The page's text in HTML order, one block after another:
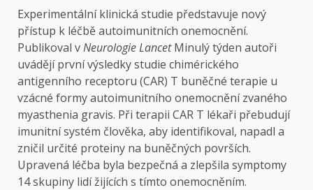
Experimentální klinická studie představuje nový
přístup k léčbě autoimunitních onemocnění.
Publikoval vNeurologie LancetMinulý týden autoři
uvádějí první výsledky studie chimérického
antigenního receptoru (CAR) T buněčné terapie u
vzácné formy autoimunitního onemocnění zvaného
myasthenia gravis. Při terapii CAR T lékaři přebudují
imunitní systém člověka, aby identifikoval, napadl a
zničil určité proteiny na buněčných površích.
Upravená léčba byla bezpečná a zlepšila symptomy
14 skupiny lidí žijících s tímto onemocněním.